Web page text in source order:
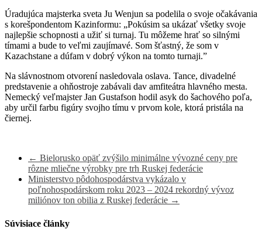
Úradujúca majsterka sveta Ju Wenjun sa podelila o svoje očakávania
s korešpondentom Kazinformu: „Pokúsim sa ukázať všetky svoje
najlepšie schopnosti a užiť si turnaj. Tu môžeme hrať so silnými
tímami a bude to veľmi zaujímavé. Som šťastný, že som v
Kazachstane a dúfam v dobrý výkon na tomto turnaji.”
Na slávnostnom otvorení nasledovala oslava. Tance, divadelné
predstavenie a ohňostroje zabávali dav amfiteátra hlavného mesta.
Nemecký veľmajster Jan Gustafson hodil asyk do šachového poľa,
aby určil farbu figúry svojho tímu v prvom kole, ktorá pristála na
čiernej.
← Bielorusko opäť zvýšilo minimálne vývozné ceny pre
rôzne mliečne výrobky pre trh Ruskej federácie
Ministerstvo pôdohospodárstva vykázalo v
poľnohospodárskom roku 2023 – 2024 rekordný vývoz
miliónov ton obilia z Ruskej federácie →
Súvisiace články